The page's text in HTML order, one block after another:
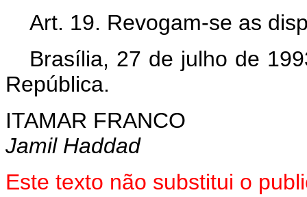
Art. 19. Revogam-se as
Brasília, 27 de julho de
República.
ITAMAR FRANCO
Jamil Haddad
Este texto não substitui o